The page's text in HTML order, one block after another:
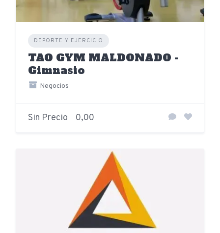
DEPORTE Y EJERCICIO
TAO GYM MALDONADO -
Gimnasio
Negocios
Sin Precio 0,00